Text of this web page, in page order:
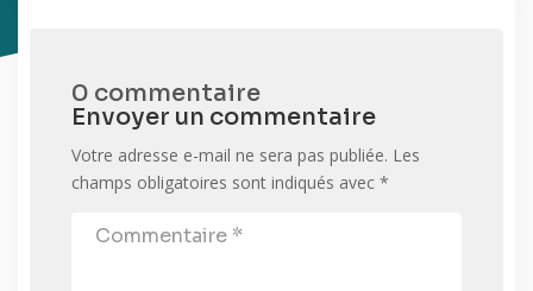
0 commentaire
Envoyer un commentaire
Votre adresse e-mail ne sera pas publiée. Les
champs obligatoires sont indiqués avec *